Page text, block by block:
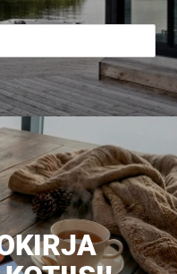
ON
talokirja!